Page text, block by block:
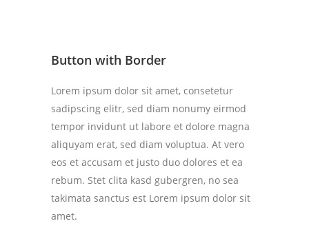
Button with Border
Lorem ipsum dolor sit amet, consetetur
sadipscing elitr, sed diam nonumy eirmod
tempor invidunt ut labore et dolore magna
aliquyam erat, sed diam voluptua. At vero
eos et accusam et justo duo dolores et ea
rebum. Stet clita kasd gubergren, no sea
takimata sanctus est Lorem ipsum dolor sit
amet.